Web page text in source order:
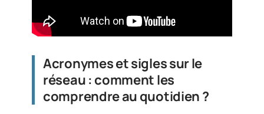
Acronymes et sigles sur le
réseau : comment les
comprendre au quotidien ?